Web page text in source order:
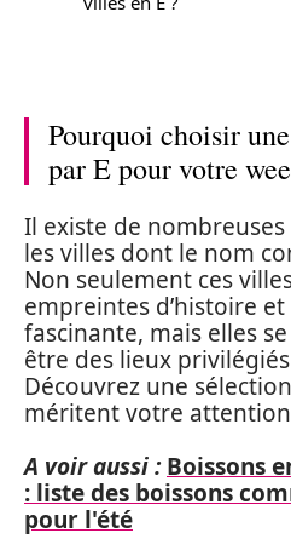
Pourquoi choisir
par E pour votre
Il existe de nombreuses
les villes dont le nom
Non seulement ces
empreintes d’histoire et
fascinante, mais elles
être des lieux
Découvrez une
méritent votre
A voir aussi : Boissons
: liste des boissons
pour l'été